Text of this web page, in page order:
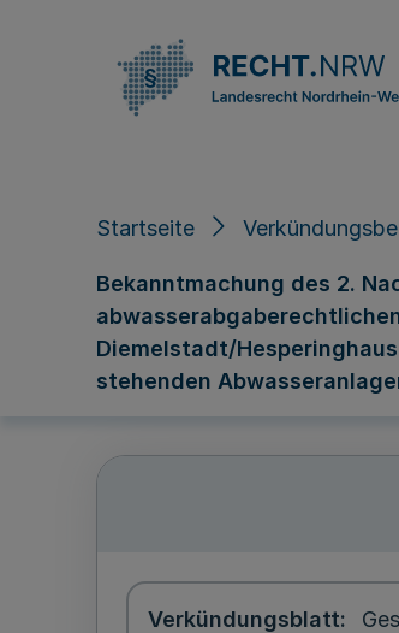
Startseite
Bekanntmachung des 2.
Diemelstadt/
stehenden
Verkündungsblatt